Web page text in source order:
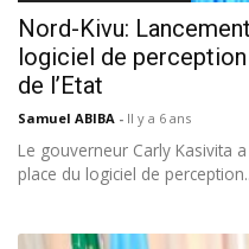
Nord-Kivu:
logiciel de
de l’Etat
Samuel ABIBA - Il y a 6 ans
Le gouverneur Carly Kasivita
place du logiciel de